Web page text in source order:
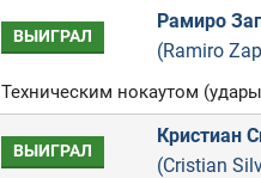
ВЫИГРАЛ
Рамиро
(Ramiro
Техническим нокаутом
ВЫИГРАЛ
Кристиан
(Cristian